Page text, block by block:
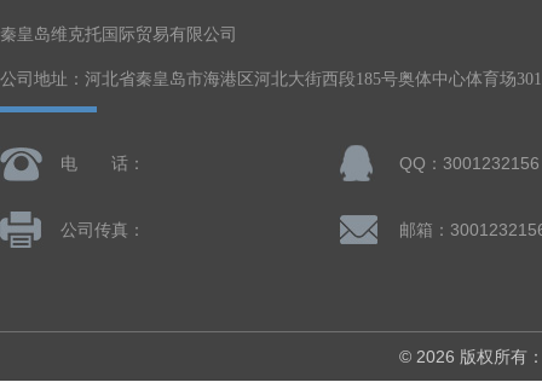
秦皇岛维克托国际贸易有限公司
公司地址：河北省秦皇岛市海港区河北大街西段185号奥体中心体育场
电 话： QQ：3001232156
公司传真： 邮箱：
© 2026 版权所有